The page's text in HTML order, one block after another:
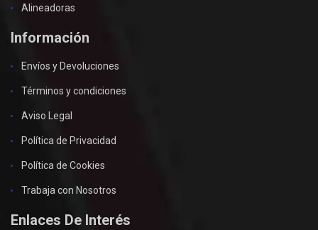
Alineadoras
Información
Envíos y Devoluciones
Términos y condiciones
Aviso Legal
Política de Privacidad
Política de Cookies
Trabaja con Nosotros
Enlaces De Interés